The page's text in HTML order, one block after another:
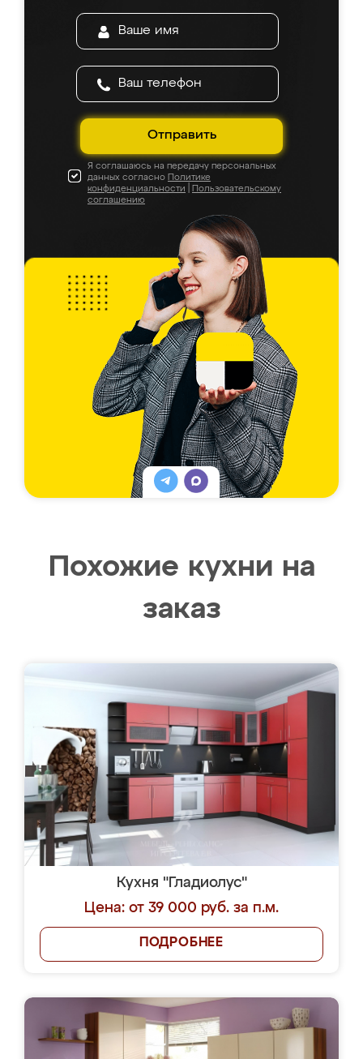
Отправить
Я соглашаюсь на передачу персональных
данных согласно Политике
конфиденциальности
Пользовательскому
соглашению
Похожие кухни на
заказ
Кухня "Гладиолус"
Цена: от 39 000 руб. за п.м.
ПОДРОБНЕЕ